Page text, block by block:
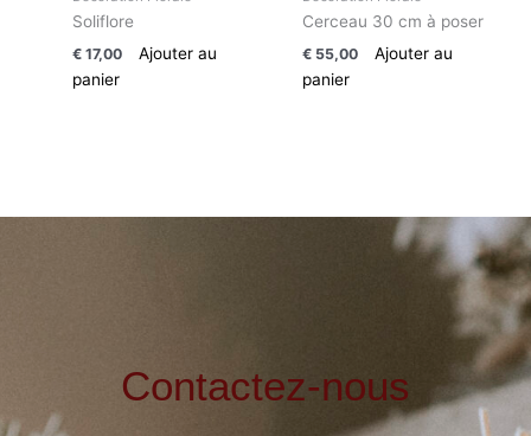
Soliflore
€ 17,00
Ajouter au
panier
Cerceau 30 cm à poser
€55,00
Ajouter au
panier
Contactez-nous